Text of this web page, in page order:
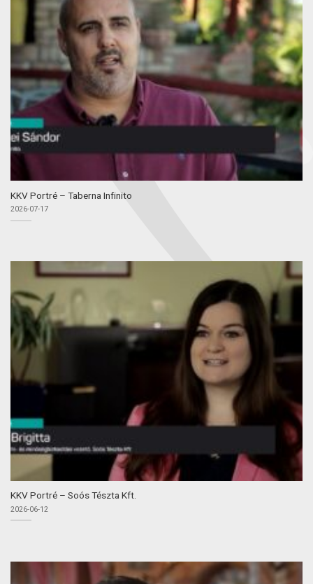
KKV Portré – Taberna Infinito
2026-07-17
KKV Portré – Soós Tészta Kft.
2026-06-12